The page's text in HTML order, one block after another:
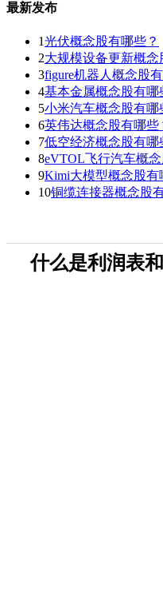
最新发布
1光伏概念股有哪些？
2大规模设备更新概念
3figure机器人概念股
4基本金属概念股有哪
5小米汽车概念股有哪
6英伟达概念股有哪些
7低空经济概念股有哪
8eVTOL飞行汽车概念
9Kimi大模型概念股有
10铜缆连接器概念股
什么是利润表